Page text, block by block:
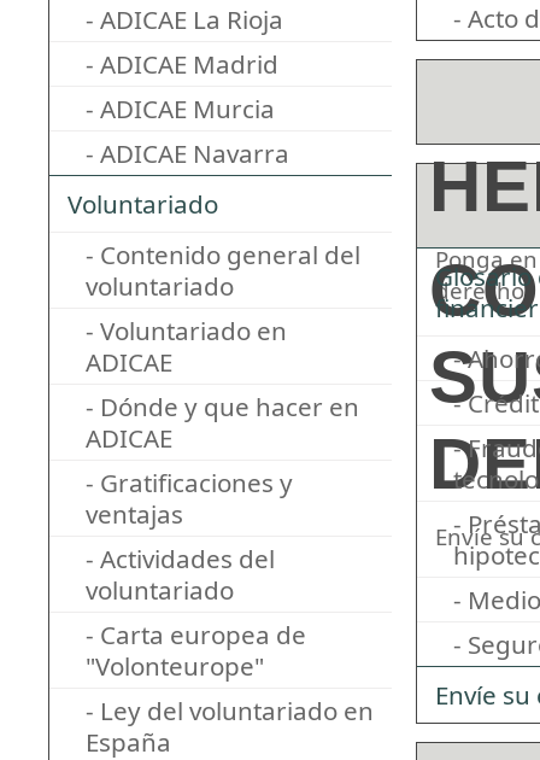
- ADICAE La Rioja
- ADICAE Madrid
- ADICAE Murcia
- ADICAE Navarra
Voluntariado
- Contenido general del
voluntariado
- Voluntariado en
ADICAE
- Dónde y que hacer en
ADICAE
- Gratificaciones y
ventajas
- Actividades del
voluntariado
- Carta europea de
"Volonteurope"
- Ley del voluntariado en
España
- Acto
Ponga
derechos
Envíe su
-
-
-
-
-
-
Envíe